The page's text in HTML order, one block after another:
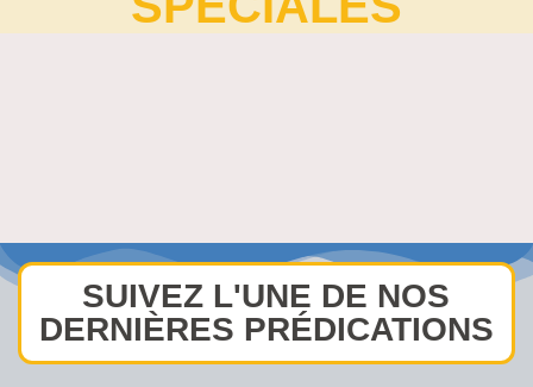
SUIVEZ L'UNE DE NOS
DERNIÈRES PRÉDICATIONS